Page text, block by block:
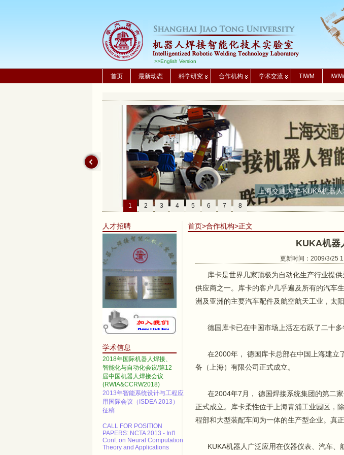
>>English Version
首页 最新动态 科学研究 合作机构 学术交流 TIWM
上海交通大学-KUKA机器
1 2 3 4 5 6 7 8
人才招聘
学术信息
2018年国际机器人焊接、
智能化与自动化会议/第12
届中国机器人焊接会议
(RWIA&CCRW2018)
2014 IEEE International
Conference on Automation
Science and Engineering
Call for papers--2013 3rd
International Conference on
Advanced Materials and
Information Technology
Processing (AMITP 2013)
ICMSE Call for paper（EI）
2013年智能系统设计与工程应
用国际会议（ISDEA 2013）
征稿
PAPERS: NCTA 2013 - Int'l
Conf. on Neural Computation
Theory and Applications
首页>合作机构>正文
KUKA机器
更新时间：2009/3/25
库卡是世界几家顶极为自动化生产行业提供
供应商之一。库卡的客户几乎遍及所有的汽车
洲及亚洲的主要汽车配件及航空航天工业，太
德国库卡已在中国市场上活左右跃了二十多
在2000年， 德国库卡总部在中国上海建立
备（上海）有限公司正式成立。
在2004年7月， 德国焊接系统集团的第二家
正式成立。库卡柔性位于上海青浦工业园区，
程部和大型装配车间为一体的生产型企业。真
KUKA机器人广泛应用在仪器仪表、汽车、